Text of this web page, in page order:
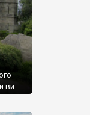
ви